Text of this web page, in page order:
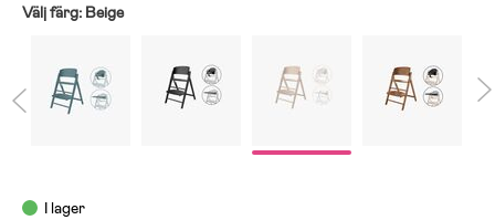
Välj färg: Beige
I lager